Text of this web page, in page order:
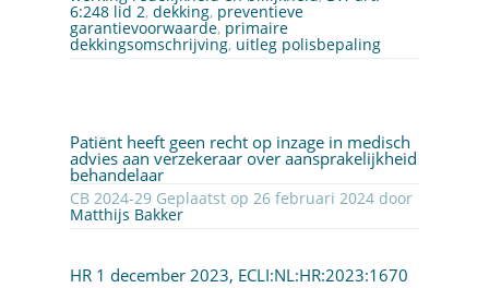
6:248 lid 2, dekking, preventieve
garantievoorwaarde, primaire
dekkingsomschrijving, uitleg polisbepaling
Patiënt heeft geen recht op inzage in medisch
advies aan verzekeraar over aansprakelijkheid
behandelaar
CB 2024-29 Geplaatst op 26 februari 2024 door
Matthijs Bakker
HR 1 december 2023, ECLI:NL:HR:2023:1670